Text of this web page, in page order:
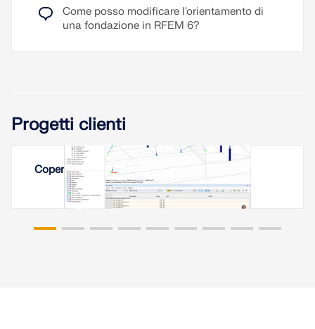
Come posso modificare l'orientamento di
una fondazione in RFEM 6?
Progetti clienti
Copertura a membrana a Erevan, Armenia